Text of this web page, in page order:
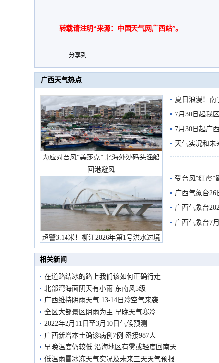
转载请注明“来源：中国天气网广西站”。
分享到：
广西天气热点
为应对台风“美莎克” 北海外沙码头渔船
回港避风
超警3.14米！柳江2026年第1号洪水过境
市民在堤岸见证汛况
夏日浪漫！南
7月30日起我
7月30日起广
天气实况和未
受台风“红霞”
有较强降雨
广西气象台26
广西气象台
预警
广西气象台7
相关新闻
在道路结冰的路上我们该如何正确行走
北部湾海面阴天有小雨 东南风5级
广西维持阴雨天气 13-14日冷空气来袭
全区大部景区阴雨为主 早晚天气寒冷
2022年2月11日至3月10日气候预测
广西新增本土确诊病例7例 密接987人
早晚温度仍较低 沿海地区有雾或轻度回南天
低温雨雪冰冻天气实况及未来三天天气预报